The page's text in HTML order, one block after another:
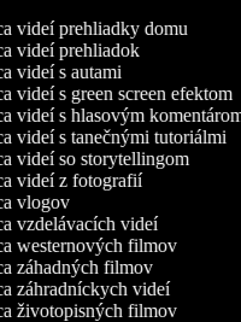
videí prehliadky domu
videí prehliadok
videí s autami
videí s green screen efektom
videí s hlasovým komentárom
videí s tanečnými tutoriálmi
videí so storytellingom
videí z fotografií
vlogov
vzdelávacích videí
westernových filmov
záhadných filmov
záhradníckych videí
životopisných filmov